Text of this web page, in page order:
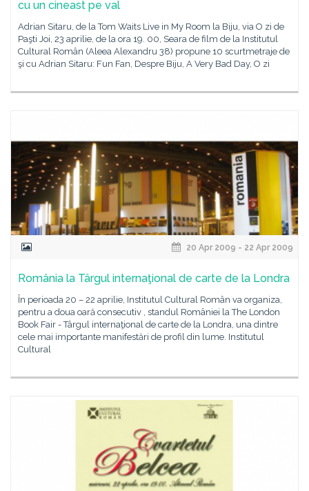
cu un cineast pe val
Adrian Sitaru, de la Tom Waits Live in My Room la Biju, via O zi de
Paşti Joi, 23 aprilie, de la ora 19. 00, Seara de film de la Institutul
Cultural Român (Aleea Alexandru 38) propune 10 scurtmetraje de
şi cu Adrian Sitaru: Fun Fan, Despre Biju, A Very Bad Day, O zi
20 Apr 2009 - 22 Apr 2009
România la Târgul internaţional de carte de la Londra
În perioada 20 – 22 aprilie, Institutul Cultural Român va organiza,
pentru a doua oară consecutiv , standul României la The London
Book Fair - Târgul internaţional de carte de la Londra, una dintre
cele mai importante manifestări de profil din lume. Institutul
Cultural